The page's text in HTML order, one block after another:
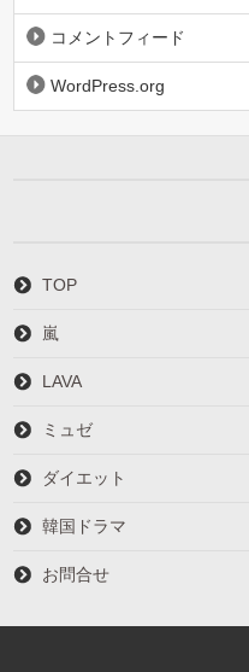
コメントフィード
WordPress.org
TOP
嵐
LAVA
ミュゼ
ダイエット
韓国ドラマ
お問合せ